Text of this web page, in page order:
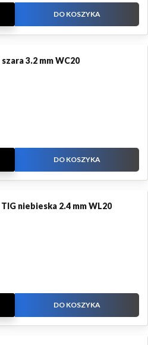
DO KOSZYKA
3.2 mm WC20
DO KOSZYKA
niebieska 2.4 mm WL20
DO KOSZYKA